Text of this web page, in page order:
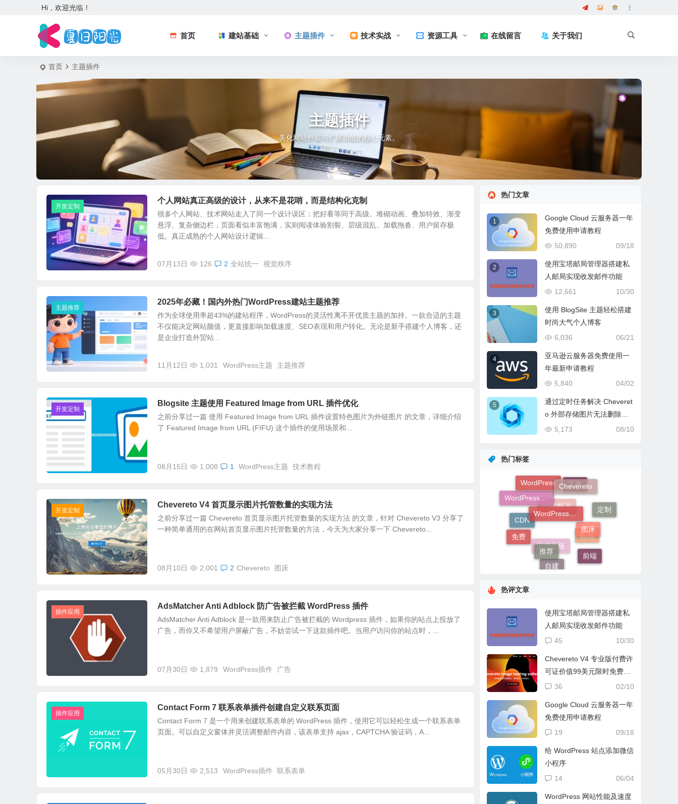
Hi，欢迎光临！
首页 建站基础 主题插件 技术实战 资源工具 在线留言 关于我们
首页 主题插件
主题插件
美化网站外观与扩展功能的核心元素。
开发定制
个人网站真正高级的设计，从来不是花哨，而是结构化克制
很多个人网站、技术网站走入了同一个设计误区：把好看等同于高级。堆砌动画、叠加特效、渐变
悬浮、复杂侧边栏，页面看似丰富饱满，实则阅读体验割裂、层级混乱、加载拖沓、用户留存极
低。真正成熟的个人网站设计逻辑...
07月13日 126 2 全站统一 视觉秩序
主题推荐
2025年必藏！国内外热门WordPress建站主题推荐
作为全球使用率超43%的建站程序，WordPress的灵活性离不开优质主题的加持。一款合适的主题
不仅能决定网站颜值，更直接影响加载速度、SEO表现和用户转化。无论是新手搭建个人博客，还
是企业打造外贸站...
11月12日 1,031 WordPress主题 主题推荐
开发定制
Blogsite 主题使用 Featured Image from URL 插件优化
之前分享过一篇 使用 Featured Image from URL 插件设置特色图片为外链图片 的文章，详细介绍
了 Featured Image from URL (FIFU) 这个插件的使用场景和...
08月15日 1,008 1 WordPress主题 技术教程
开发定制
Chevereto V4 首页显示图片托管数量的实现方法
之前分享过一篇 Chevereto 首页显示图片托管数量的实现方法 的文章，针对 Chevereto V3 分享了
一种简单通用的在网站首页显示图片托管数量的方法，今天为大家分享一下 Chevereto...
08月10日 2,001 2 Chevereto 图床
插件应用
AdsMatcher Anti Adblock 防广告被拦截 WordPress 插件
AdsMatcher Anti Adblock 是一款用来防止广告被拦截的 Wordpress 插件，如果你的站点上投放了
广告，而你又不希望用户屏蔽广告，不妨尝试一下这款插件吧。当用户访问你的站点时，...
07月30日 1,879 WordPress插件 广告
插件应用
Contact Form 7 联系表单插件创建自定义联系页面
Contact Form 7 是一个用来创建联系表单的 WordPress 插件，使用它可以轻松生成一个联系表单
页面。可以自定义窗体并灵活调整邮件内容，该表单支持 ajax，CAPTCHA 验证码，A...
05月30日 2,513 WordPress插件 联系表单
热门文章
1
Google Cloud 云服务器一年
免费使用申请教程
09/18
50,890
2
使用宝塔邮局管理器搭建私
人邮局实现收发邮件功能
10/30
12,661
3
使用 BlogSite 主题轻松搭建
时尚大气个人博客
06/21
6,036
4
亚马逊云服务器免费使用一
年最新申请教程
04/02
5,840
5
通过定时任务解决 Cheveret
o 外部存储图片无法删除的
问题
08/10
5,173
热门标签
工具
WordPress插件
WordPress Chevereto
定制
教程
宝塔面板
免费
CDN
WordPress主题
前端
自建
热评文章
使用宝塔邮局管理器搭建私
人邮局实现收发邮件功能
10/30
45
Chevereto V4 专业版付费许
可证价值99美元限时免费赠
送
02/10
36
Google Cloud 云服务器一年
免费使用申请教程
09/18
19
给 WordPress 站点添加微信
小程序
06/04
14
WordPress 网站性能及速度